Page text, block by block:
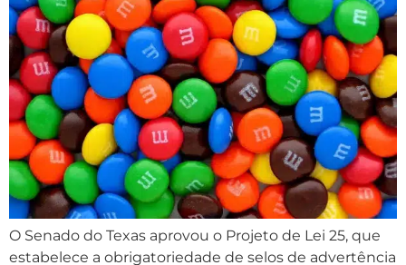
O Senado do Texas aprovou o Projeto de Lei 25, que
estabelece a obrigatoriedade de selos de advertência